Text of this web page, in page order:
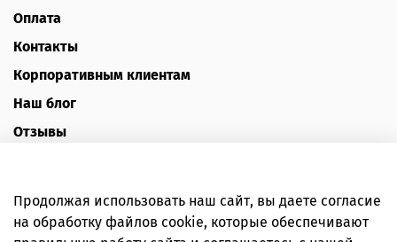
Оплата
Контакты
Корпоративным клиентам
Наш блог
Отзывы
Пользовательское соглашение
Продолжая использовать наш сайт, вы даете согласие
на обработку файлов cookie, которые обеспечивают